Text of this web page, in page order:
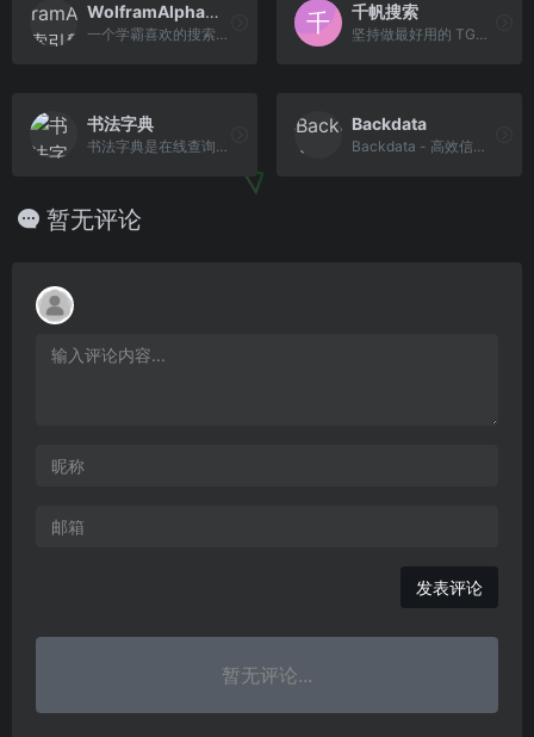
WolframAlpha（数学搜索引擎）
一个学霸喜欢的搜索引擎，可以搜索数学公式等数学内容...
千帆搜索
坚持做最好用的 TG（Telegram）资源搜索引擎，服务你我他，深藏功与名！
书法字典
书法字典是在线查询历代书法家作品，内容包括草书、行书、楷书、篆书、隶书等数以十万计的单字书体写法,还包括王羲之书法字典、米芾书法字典。还有历代名家资料 ，简历，书法作品详细介绍等内容。篆刻部分，收集从古至今各路书法名家经典作品万方以上。
Backdata
Backdata - 高效信息检索。它将是一个快速的、相关的和用户友好的搜索引擎。(It will be a fast, relevant and user-f
暂无评论
发表评论
暂无评论...